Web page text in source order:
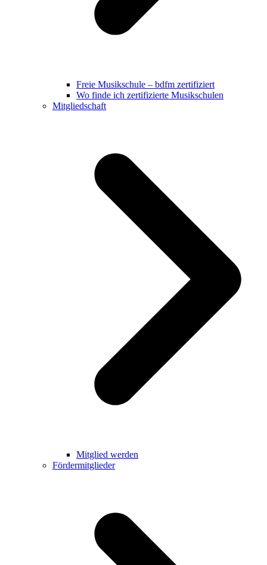
Freie Musikschule – bdfm zertifiziert
Wo finde ich zertifizierte Musikschulen
Mitgliedschaft
Mitglied werden
Fördermitglieder